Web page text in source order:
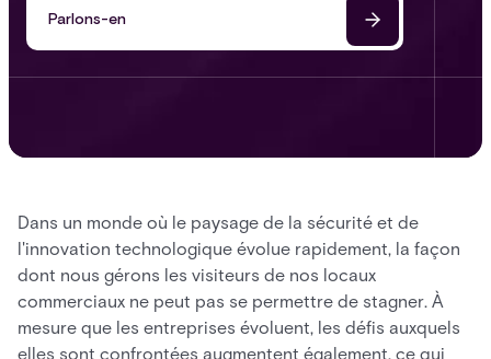
Parlons-en
Dans un monde où le paysage de la sécurité et de
l'innovation technologique évolue rapidement, la façon
dont nous gérons les visiteurs de nos locaux
commerciaux ne peut pas se permettre de stagner. À
mesure que les entreprises évoluent, les défis auxquels
elles sont confrontées augmentent également, ce qui